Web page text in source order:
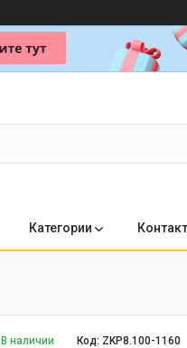
Категории
В наличии Код: ZKP8.100-1160